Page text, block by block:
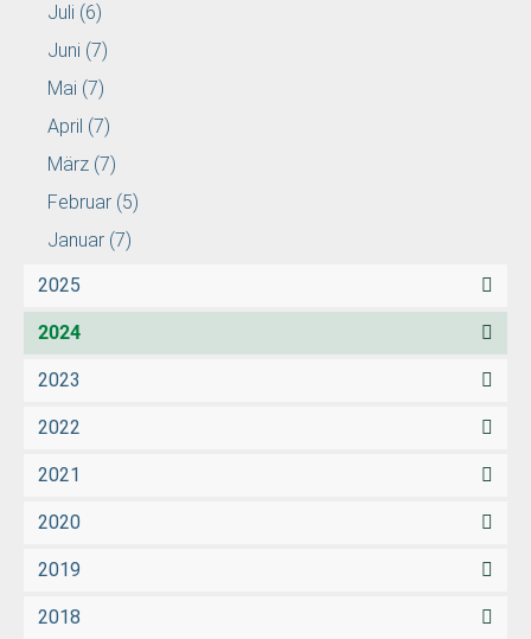
Juli (6)
Juni (7)
Mai (7)
April (7)
März (7)
Februar (5)
Januar (7)
2025
2024
2023
2022
2021
2020
2019
2018